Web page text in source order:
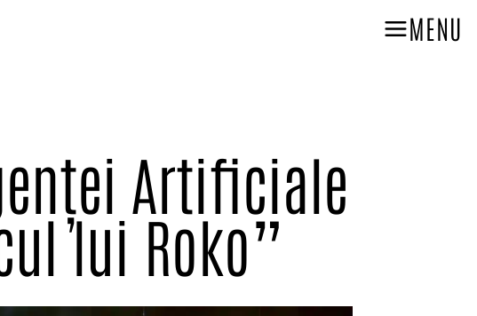
MENU
Artificiale
lui Roko”